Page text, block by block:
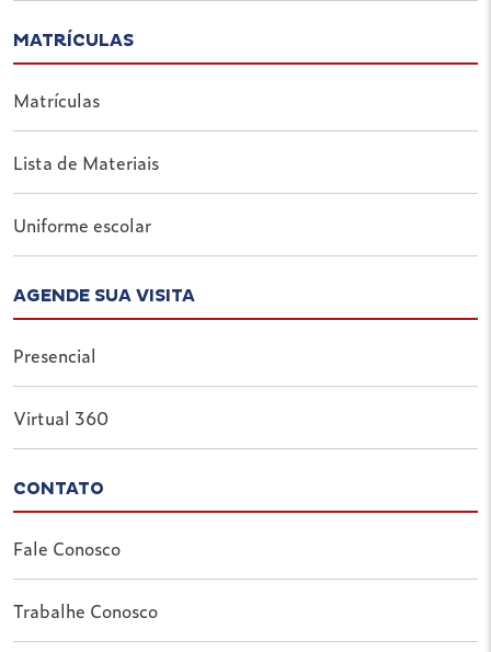
MATRÍCULAS
Matrículas
Lista de Materiais
Uniforme escolar
AGENDE SUA VISITA
Presencial
Virtual 360
CONTATO
Fale Conosco
Trabalhe Conosco